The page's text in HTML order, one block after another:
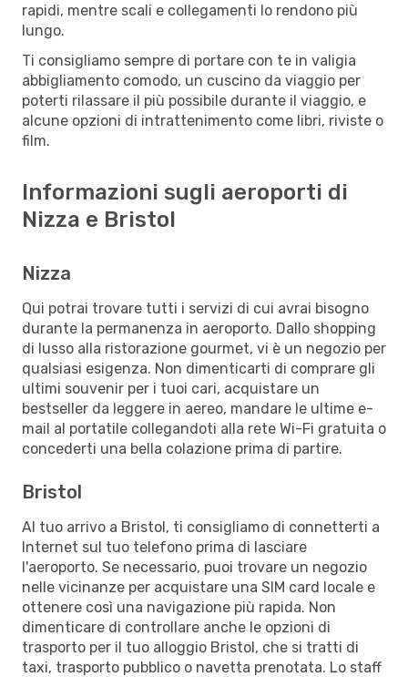
rapidi, mentre scali e collegamenti lo rendono più
lungo.
Ti consigliamo sempre di portare con te in valigia
abbigliamento comodo, un cuscino da viaggio per
poterti rilassare il più possibile durante il viaggio, e
alcune opzioni di intrattenimento come libri, riviste o
film.
Informazioni sugli aeroporti di
Nizza e Bristol
Nizza
Qui potrai trovare tutti i servizi di cui avrai bisogno
durante la permanenza in aeroporto. Dallo shopping
di lusso alla ristorazione gourmet, vi è un negozio per
qualsiasi esigenza. Non dimenticarti di comprare gli
ultimi souvenir per i tuoi cari, acquistare un
bestseller da leggere in aereo, mandare le ultime e-
mail al portatile collegandoti alla rete Wi-Fi gratuita o
concederti una bella colazione prima di partire.
Bristol
Al tuo arrivo a Bristol, ti consigliamo di connetterti a
Internet sul tuo telefono prima di lasciare
l'aeroporto. Se necessario, puoi trovare un negozio
nelle vicinanze per acquistare una SIM card locale e
ottenere così una navigazione più rapida. Non
dimenticare di controllare anche le opzioni di
trasporto per il tuo alloggio Bristol, che si tratti di
taxi, trasporto pubblico o navetta prenotata. Lo staff